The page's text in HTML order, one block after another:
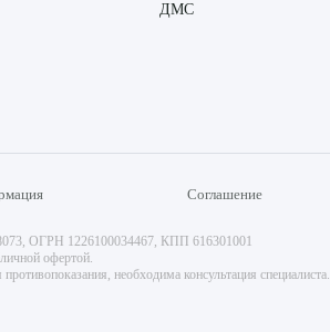
ДМС
Соглашение
ОГРН 1226100034467, КПП 616301001
офертой.
необходима консультация специалиста.